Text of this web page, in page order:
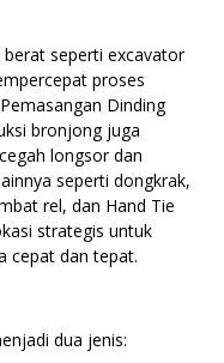
seperti excavator
proses
Dinding
bronjong juga
longsor dan
seperti dongkrak,
rel, dan Hand Tie
strategis untuk
cepat dan tepat.
dua jenis: